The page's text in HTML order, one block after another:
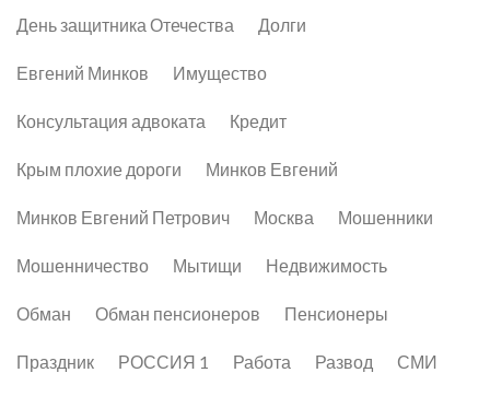
День защитника Отечества Долги
Евгений Минков Имущество
Консультация адвоката Кредит
Крым плохие дороги Минков Евгений
Минков Евгений Петрович Москва Мошенники
Мошенничество Мытищи Недвижимость
Обман Обман пенсионеров Пенсионеры
Праздник РОССИЯ 1 Работа Развод СМИ